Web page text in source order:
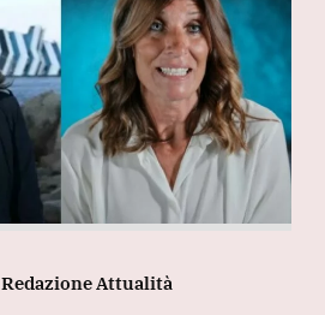
Redazione Attualità